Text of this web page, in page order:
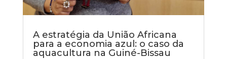
A estratégia da União Africana
para a economia azul: o caso da
aquacultura na Guiné-Bissau